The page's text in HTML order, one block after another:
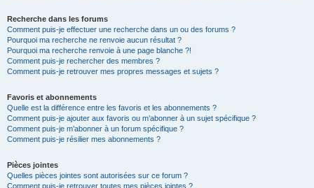
Recherche dans les forums
Comment puis-je effectuer une recherche dans un ou des forums ?
Pourquoi ma recherche ne renvoie aucun résultat ?
Pourquoi ma recherche renvoie à une page blanche ?!
Comment puis-je rechercher des membres ?
Comment puis-je retrouver mes propres messages et sujets ?
Favoris et abonnements
Quelle est la différence entre les favoris et les abonnements ?
Comment puis-je ajouter aux favoris ou m’abonner à un sujet spécifique ?
Comment puis-je m’abonner à un forum spécifique ?
Comment puis-je résilier mes abonnements ?
Pièces jointes
Quelles pièces jointes sont autorisées sur ce forum ?
Comment puis-je retrouver toutes mes pièces jointes ?